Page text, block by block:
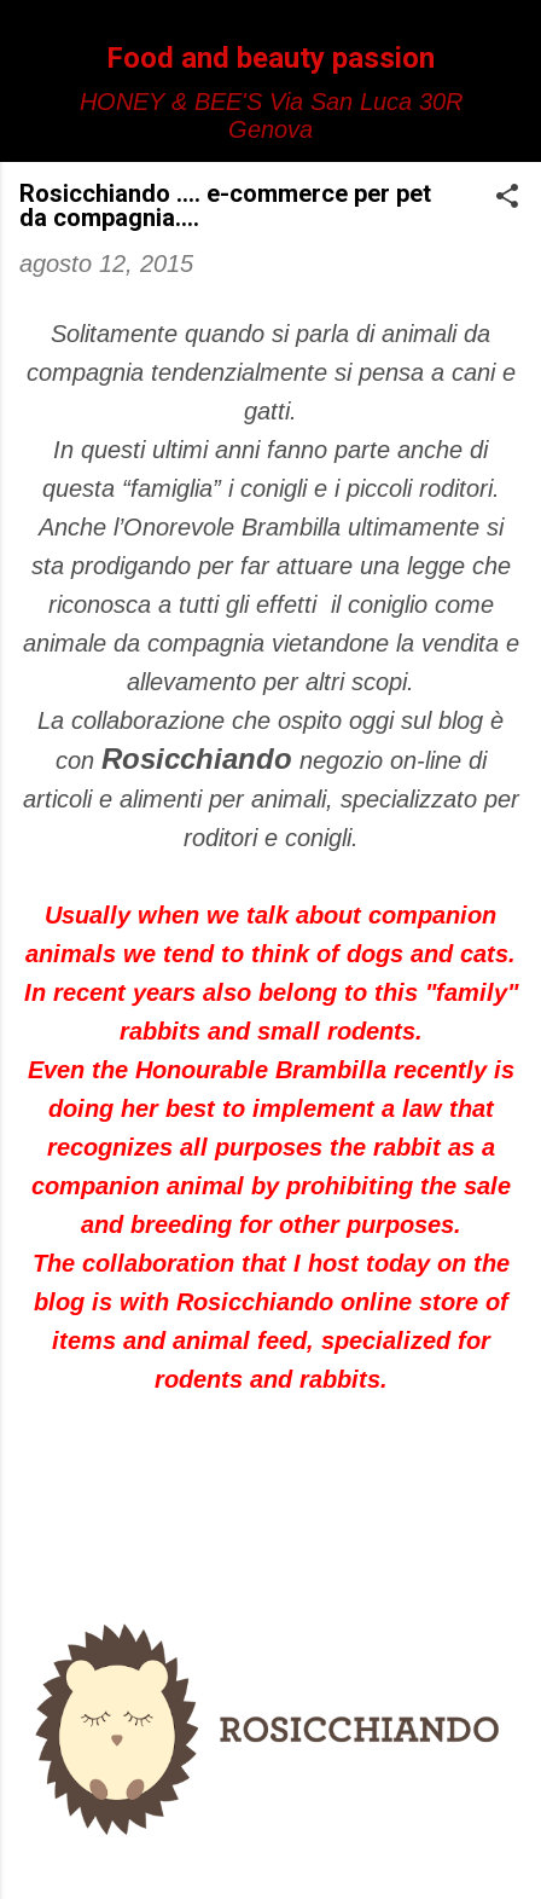
Food and beauty passion
HONEY & BEE'S Via San Luca 30R
Genova
Rosicchiando .... e-commerce per pet
da compagnia....
agosto 12, 2015
Solitamente quando si parla di animali da
compagnia tendenzialmente si pensa a cani e
gatti.
In questi ultimi anni fanno parte anche di
questa “famiglia” i conigli e i piccoli roditori.
Anche l’Onorevole Brambilla ultimamente si
sta prodigando per far attuare una legge che
riconosca a tutti gli effetti il coniglio come
animale da compagnia vietandone la vendita e
allevamento per altri scopi.
La collaborazione che ospito oggi sul blog è
con Rosicchiando negozio on-line di
articoli e alimenti per animali, specializzato per
roditori e conigli.
Usually when we talk about companion
animals we tend to think of dogs and cats.
In recent years also belong to this "family"
rabbits and small rodents.
Even the Honourable Brambilla recently is
doing her best to implement a law that
recognizes all purposes the rabbit as a
companion animal by prohibiting the sale
and breeding for other purposes.
The collaboration that I host today on the
blog is with Rosicchiando online store of
items and animal feed, specialized for
rodents and rabbits.